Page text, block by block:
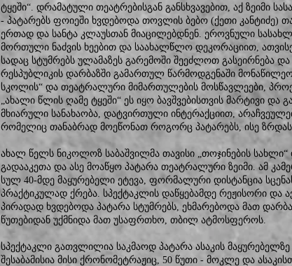
ტყეში“. დრამატული თეატრებისგან განსხვავებით, აქ ზეიმი
- პატარებს ფოიეში ხვდებოდა თოვლის ბებო (ქეთი კანტიძე)
ერთად და სანტა კლაუსთან მიაცილებდნენ. ეროვნული
მორთული ნაძვის ხეებით და საახალწლო დეკორაციით,
სადაც სტუმრებს ულამაზეს გარემოში შეეძლოთ გასეირნება
რესპუბლიკის დარბაზში გამართულ წარმოდგენაში
სკოლის“ და თეატრალური მიმართულების მოსწავლეები,
„ახალი წლის ღამე ტყეში“ ეს იყო ბავშვებისთვის მარტივი და
მხიარული სანახაობა, დატვირთული ინტერაქციით,
რომელიც თანაბრად მოეწონათ როგორც პატარებს, ისე
ახალ წელს ნიკოლოზ საბაშვილმა თავისი „თოჯინების
გადააკეთა და ასე მოაწყო პატარა თეატრალური ზეიმი. ამ
სულ 40-მდე მაყურებელი ეტევა, ფორმალური დისტანცია
პრაქტიკულად ქრება. სპექტაკლის დაწყებამდე რეჟისორი და
პირადად ხვდებოდა პატარა სტუმრებს, ეხმარებოდა მათ
წუთებიდან უქმნიდა მათ უსაფრთხო, თბილ ატმოსფეროს.
სპექტაკლი გათვლილია საკმაოდ პატარა ასაკის
შესაბამისია მისი ქრონომეტრაჟიც, 50 წუთი - მოკლე და